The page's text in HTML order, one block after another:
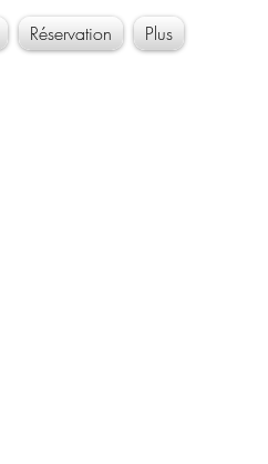
Réservation Plus